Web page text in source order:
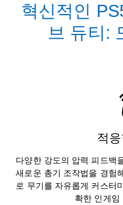
혁신적인
브 듀티:
적
다양한 강도의 압력 피드백
새로운 총기 조작법을 경험
로 무기를 자유롭게 커스터
확한 인게임